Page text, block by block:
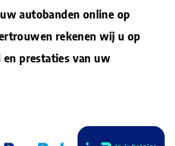
autobanden online op
rekenen wij u op
en prestaties van uw